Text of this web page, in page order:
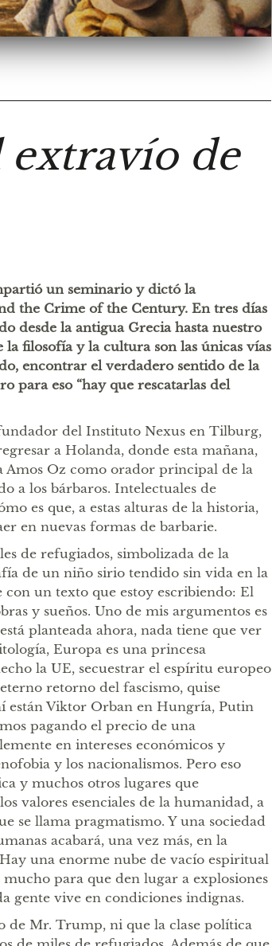
de
un seminario y dictó la
the Crime of the Century. En tres días
desde la antigua Grecia hasta nuestro
filosofía y la cultura son las únicas vías
encontrar el verdadero sentido de la
para eso “hay que rescatarlas del
del Instituto Nexus en Tilburg,
a Holanda, donde esta mañana,
Amos Oz como orador principal de la
a los bárbaros. Intelectuales de
es que, a estas alturas de la historia,
en nuevas formas de barbarie.
de refugiados, simbolizada de la
de un niño sirio tendido sin vida en la
un texto que estoy escribiendo: El
y sueños. Uno de mis argumentos es
planteada ahora, nada tiene que ver
Europa es una princesa
la UE, secuestrar el espíritu europeo
retorno del fascismo, quise
están Viktor Orban en Hungría, Putin
pagando el precio de una
en intereses económicos y
y los nacionalismos. Pero eso
y muchos otros lugares que
valores esenciales de la humanidad, a
se llama pragmatismo. Y una sociedad
acabará, una vez más, en la
una enorme nube de vacío espiritual
para que den lugar a explosiones
gente vive en condiciones indignas.
de Mr. Trump, ni que la clase política